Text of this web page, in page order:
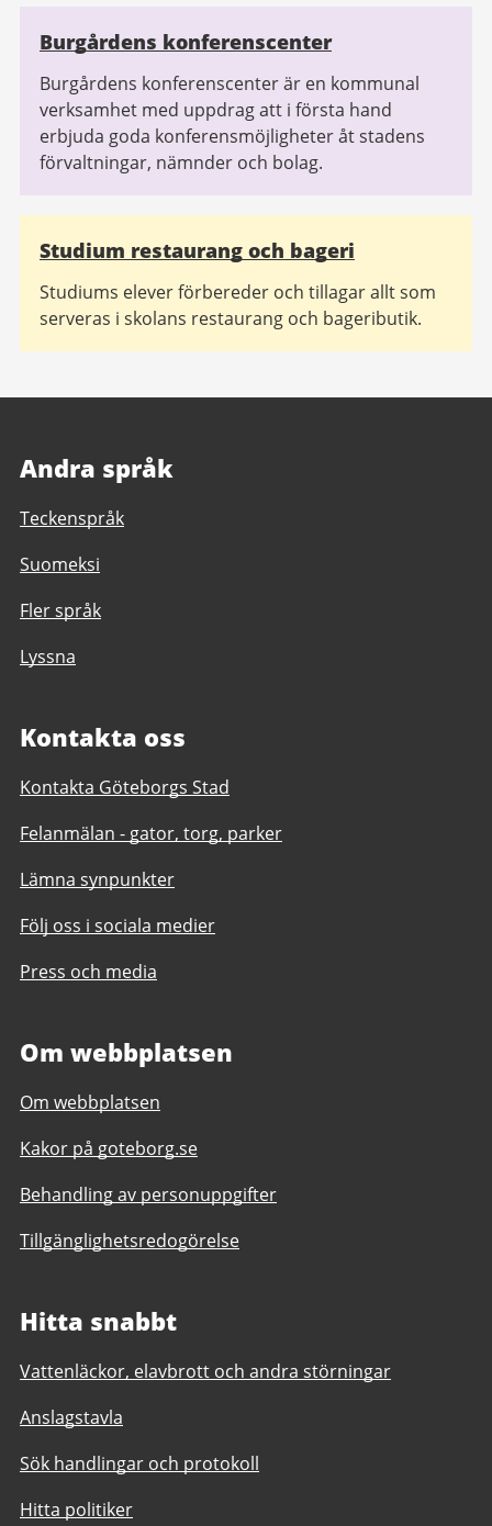
Burgårdens konferenscenter
Burgårdens konferenscenter är en kommunal
verksamhet med uppdrag att i första hand
erbjuda goda konferensmöjligheter åt stadens
förvaltningar, nämnder och bolag.
Studium restaurang och bageri
Studiums elever förbereder och tillagar allt som
serveras i skolans restaurang och bageributik.
Andra språk
Teckenspråk
Suomeksi
Fler språk
Lyssna
Kontakta oss
Kontakta Göteborgs Stad
Felanmälan - gator, torg, parker
Lämna synpunkter
Följ oss i sociala medier
Press och media
Om webbplatsen
Om webbplatsen
Kakor på goteborg.se
Behandling av personuppgifter
Tillgänglighetsredogörelse
Hitta snabbt
Vattenläckor, elavbrott och andra störningar
Anslagstavla
Sök handlingar och protokoll
Hitta politiker